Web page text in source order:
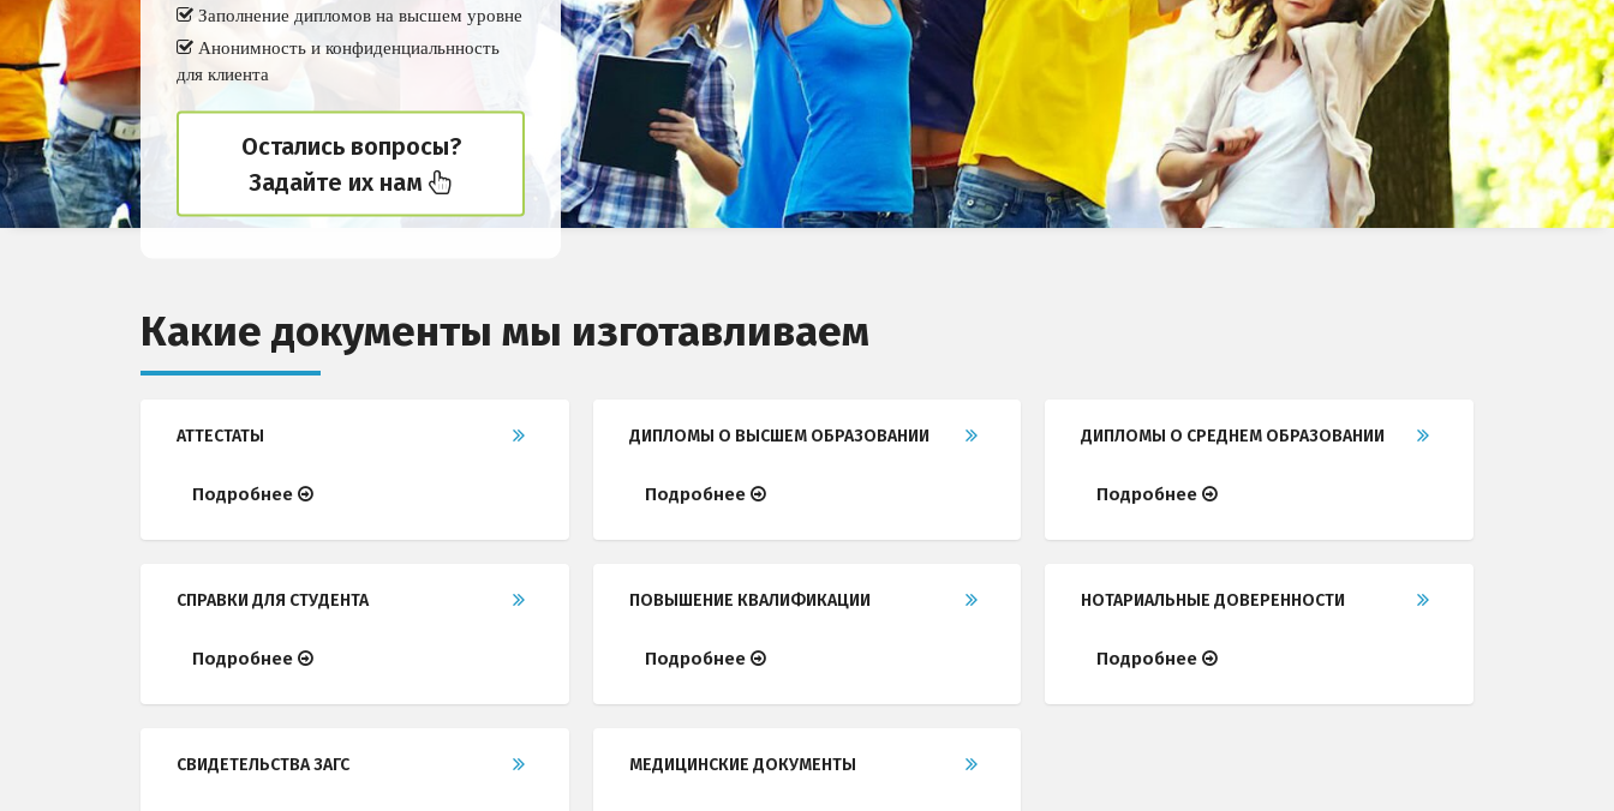
Заполнение дипломов на высшем уровне
Анонимность и конфиденциальнность
для клиента
Остались вопросы?
Задайте их нам
Какие документы мы изготавливаем
АТТЕСТАТЫ
Подробнее
ДИПЛОМЫ О ВЫСШЕМ ОБРАЗОВАНИИ
Подробнее
ДИПЛОМЫ О СРЕДНЕМ ОБРАЗОВАНИИ
Подробнее
СПРАВКИ ДЛЯ СТУДЕНТА
Подробнее
ПОВЫШЕНИЕ КВАЛИФИКАЦИИ
Подробнее
НОТАРИАЛЬНЫЕ ДОВЕРЕННОСТИ
Подробнее
СВИДЕТЕЛЬСТВА ЗАГС МЕДИЦИНСКИЕ ДОКУМЕНТЫ